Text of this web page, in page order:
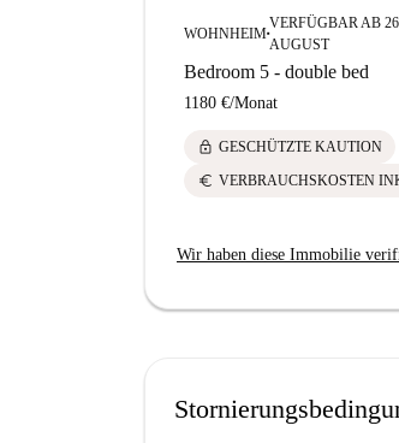
- und HD-Fotos zu erhalten.
WOHNHEIM■
VERFÜGBAR AB 26
AUGUST
Bedroom 5 - double bed
1180 €/Monat
lock GESCHÜTZTE KAUTION
euro VERBRAUCHSKOSTEN
Wir haben diese Immobilie